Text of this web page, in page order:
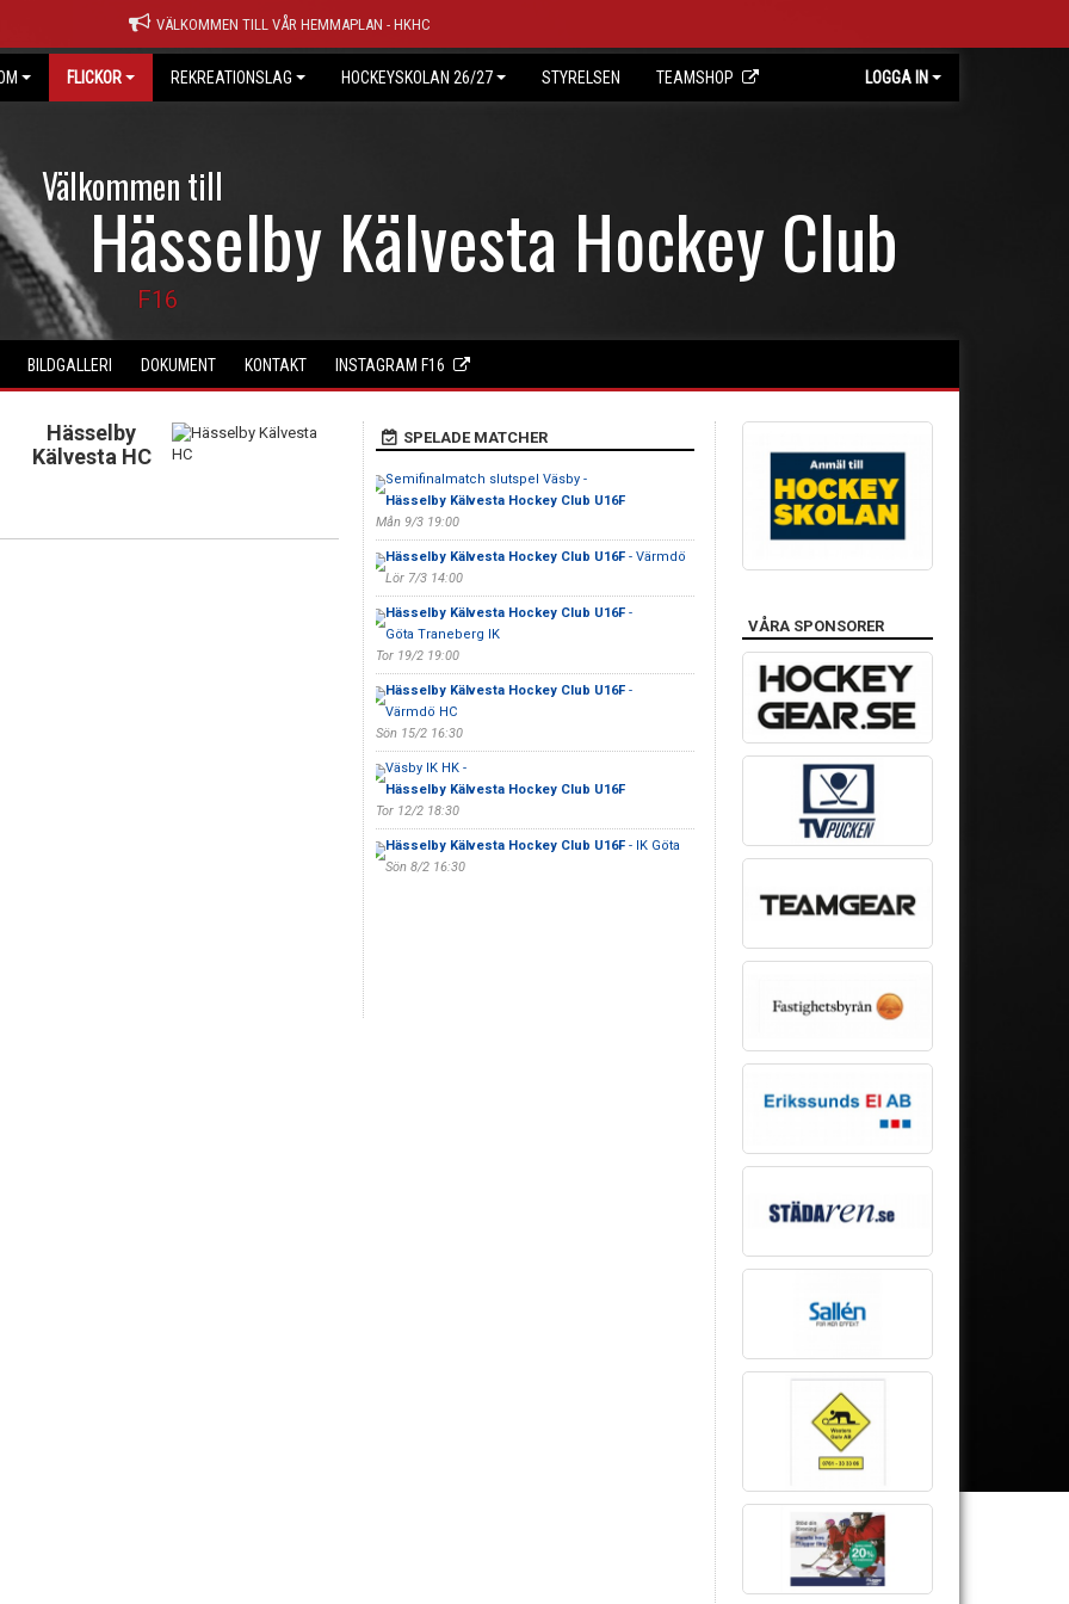
VÄLKOMMEN TILL VÅR HEMMAPLAN - HKHC
FLICKOR REKREATIONSLAG HOCKEYSKOLAN 26/27 STYRELSEN TEAMSHOP LOGGA IN
Hässelby Kälvesta Hockey Club
Välkommen till
F16
BILDGALLERI DOKUMENT KONTAKT INSTAGRAM F16
Hässelby
Kälvesta HC
SPELADE MATCHER
Semifinalmatch slutspel Väsby -
Hässelby Kälvesta Hockey Club U16F
Mån 9/3 19:00
Hässelby Kälvesta Hockey Club U16F- Värmdö
Lör 7/3 14:00
Hässelby Kälvesta Hockey Club U16F-
Göta Traneberg IK
Tor 19/2 19:00
Hässelby Kälvesta Hockey Club U16F-
Värmdö HC
Sön 15/2 16:30
Väsby IK HK -
Hässelby Kälvesta Hockey Club U16F
Tor 12/2 18:30
Hässelby Kälvesta Hockey Club U16F- IK Göta
Sön 8/2 16:30
VÅRA SPONSORER